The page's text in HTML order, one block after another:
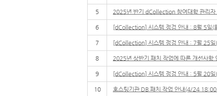
5 2025년 반기 dCollection 참여대학 관리
6 [dCollection] 시스템 점검 안내 : 8월 5일
7 [dCollection] 시스템 점검 안내 : 7월 25
8 2025년 상반기 패치 작업에 따른 개선사항
9 [dCollection] 시스템 점검 안내 : 5월 20
10 호스팅기관 DB 패치 작업 안내(4/24